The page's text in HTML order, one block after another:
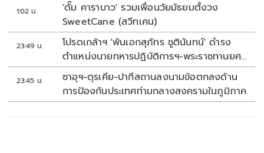
1:02 น.
'ดั๊ม คาราบาว' รวมเพื่อนวัยมัธยมตั้งวง
SweetCane (สวีทเคน)
23:49 น.
โปรดเกล้าฯ 'พันเอกสุภัทร ชูตินันทน์' ดำรง
ตำแหน่งนายทหารปฏิบัติการฯ-พระราชทานยศ
'พลตรี'
23:45 น.
ซาอุฯ-ตุรเคีย-ปากีสถานลงนามข้อตกลงด้าน
การป้องกันประเทศท่ามกลางสงครามในภูมิภาค